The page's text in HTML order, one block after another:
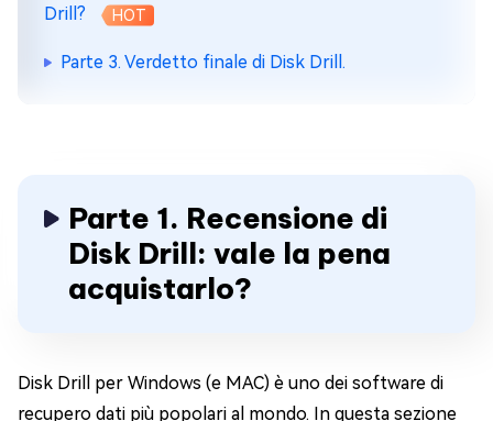
Drill?
HOT
Parte 3. Verdetto finale di Disk Drill.
Parte 1. Recensione di
Disk Drill: vale la pena
acquistarlo?
Disk Drill per Windows (e MAC) è uno dei software di
recupero dati più popolari al mondo. In questa sezione